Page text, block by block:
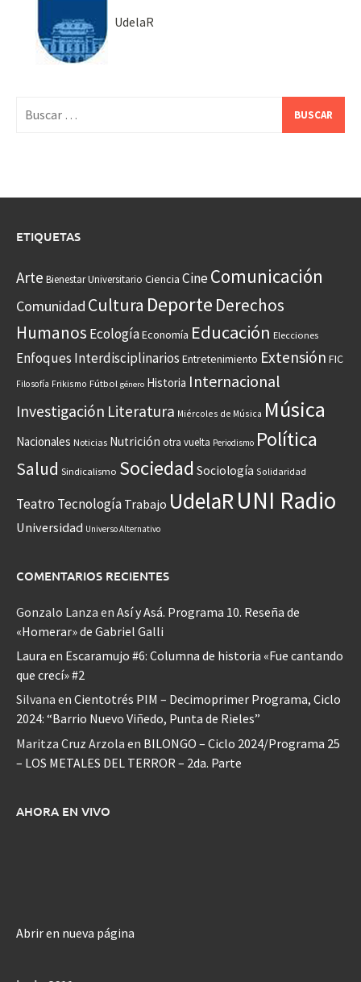
UdelaR
ETIQUETAS
Arte Bienestar Universitario Ciencia CineComunicación
Comunidad Cultura Deporte Derechos
Humanos EcologíaEconomía Educación Elecciones
Enfoques Interdisciplinarios Entretenimiento Extensión FIC
Filosofía Frikismo Fútbol género Historia Internacional
Investigación Literatura Miércoles de Música Música
Nacionales Noticias Nutrición otra vuelta Periodismo Política
Salud Sindicalismo Sociedad Sociología Solidaridad
Teatro Tecnología Trabajo UdelaR UNI Radio
Universidad Universo Alternativo
COMENTARIOS RECIENTES
Gonzalo Lanza en Así y Asá. Programa 10. Reseña de
«Homerar» de Gabriel Galli
Laura en Escaramujo #6: Columna de historia «Fue cantando
que crecí» #2
Silvana en Cientotrés PIM – Decimoprimer Programa, Ciclo
2024: “Barrio Nuevo Viñedo, Punta de Rieles”
Maritza Cruz Arzola en BILONGO – Ciclo 2024/Programa 25
– LOS METALES DEL TERROR – 2da. Parte
AHORA EN VIVO
Abrir en nueva página